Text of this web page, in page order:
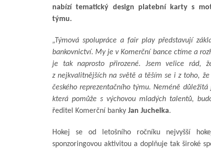
nabízí tematický design platební karty s
týmu.
„Týmová spolupráce a fair play představují
bankovnictví. My je v Komerční bance ctíme a
je tak naprosto přirozené. Jsem velice rád,
z nejkvalitnějších na světě a těším se i z toho,
českého reprezentačního týmu. Neméně
která pomůže s výchovou mladých talentů,
ředitel Komerční banky Jan Juchelka.
Hokej se od letošního ročníku nejvyšší
sponzoringovou aktivitou a doplňuje tak široké